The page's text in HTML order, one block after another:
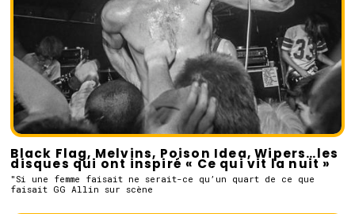
Black Flag, Melvins, Poison Idea, Wipers…les
disques qui ont inspiré « Ce qui vit la nuit »
"Si une femme faisait ne serait-ce qu’un quart de ce que
faisait GG Allin sur scène